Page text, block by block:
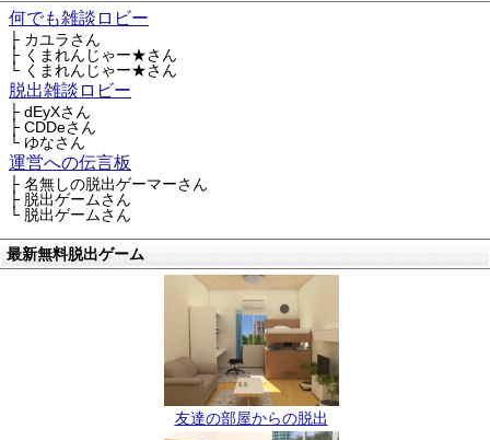
何でも雑談ロビー
├ カユラさん
├ くまれんじゃー★さん
└ くまれんじゃー★さん
脱出雑談ロビー
├ dEyXさん
├ CDDeさん
└ ゆなさん
運営への伝言板
├ 名無しの脱出ゲーマーさん
├ 脱出ゲームさん
└ 脱出ゲームさん
最新無料脱出ゲーム
友達の部屋からの脱出